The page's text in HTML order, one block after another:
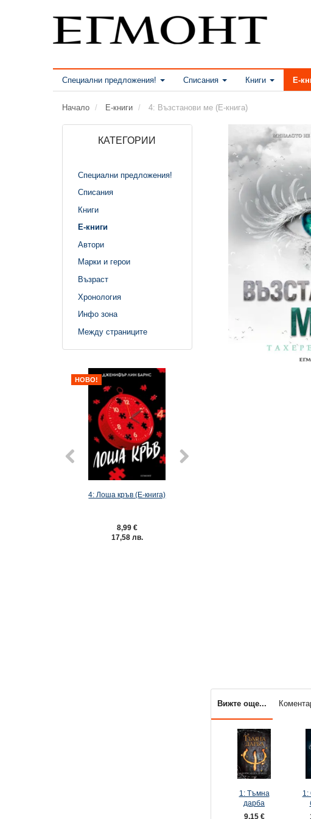
Специални предложения! Списания Книги Е-
Начало Е-книги 4: Възстанови ме (Е-книга)
КАТЕГОРИИ
Специални предложения!
Списания
Книги
Е-книги
Автори
Марки и герои
Възраст
Хронология
Инфо зона
Между страниците
НОВО!
4: Лоша кръв (Е-книга)
8,99 €
17,58 лв.
Вижте още...
1: Тъмна
дарба
9,15 €
1: